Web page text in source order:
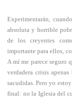
Experimentarán,
absoluta y horrible
de los creyentes
importante para ellos,
A mí me parece seguro
verdadera crisis
sacudidas. Pero yo
final: no la Iglesia del